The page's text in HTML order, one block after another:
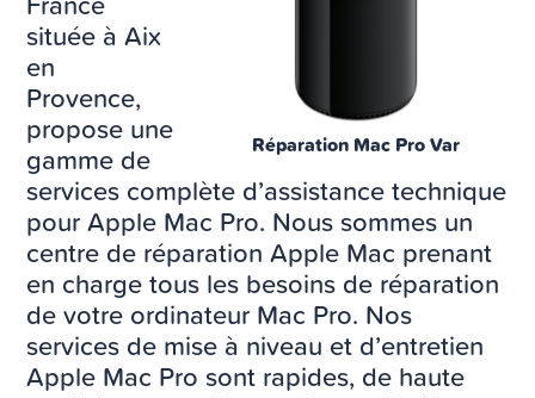
Réparation Mac Pro Var
située à Aix
en
Provence,
propose une
gamme de
services complète d’assistance technique
pour Apple Mac Pro. Nous sommes un
centre de réparation Apple Mac prenant
en charge tous les besoins de réparation
de votre ordinateur Mac Pro. Nos
services de mise à niveau et d’entretien
Apple Mac Pro sont rapides, de haute